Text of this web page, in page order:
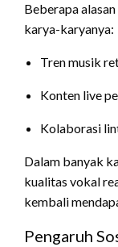
Beberapa
karya-karyanya:
Tren musik
Konten live
Kolaborasi
Dalam banyak
kualitas vokal
kembali
Pengaruh